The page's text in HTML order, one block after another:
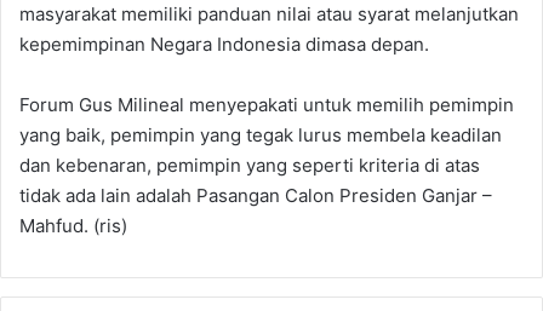
masyarakat memiliki panduan nilai atau syarat melanjutkan
kepemimpinan Negara Indonesia dimasa depan.
Forum Gus Milineal menyepakati untuk memilih pemimpin
yang baik, pemimpin yang tegak lurus membela keadilan
dan kebenaran, pemimpin yang seperti kriteria di atas
tidak ada lain adalah Pasangan Calon Presiden Ganjar –
Mahfud. (ris)